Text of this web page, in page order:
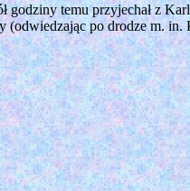
temu przyjechał z
(odwiedzając po drodze m.